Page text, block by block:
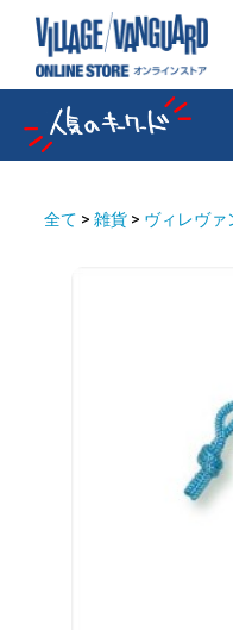
全て > 雑貨 > ヴィレヴァ